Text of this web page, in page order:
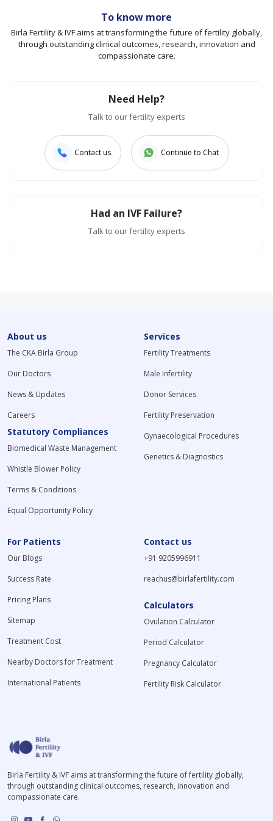
To know more
Birla Fertility & IVF aims at transforming the future of fertility globally,
through outstanding clinical outcomes, research, innovation and
compassionate care.
Need Help?
Talk to our fertility experts
Contact us Continue to Chat
Had an IVF Failure?
Talk to our fertility experts
About us
The CKA Birla Group
Our Doctors
News & Updates
Careers
Statutory Compliances
Biomedical Waste Management
Whistle Blower Policy
Terms & Conditions
Equal Opportunity Policy
Services
Fertility Treatments
Male Infertility
Donor Services
Fertility Preservation
Gynaecological Procedures
Genetics & Diagnostics
For Patients
Our Blogs
Success Rate
Pricing Plans
Sitemap
Treatment Cost
Nearby Doctors for Treatment
International Patients
Contact us
+91 9205996911
reachus@birlafertility.com
Calculators
Ovulation Calculator
Period Calculator
Pregnancy Calculator
Fertility Risk Calculator
Birla Fertility & IVF aims at transforming the future of fertility globally,
through outstanding clinical outcomes, research, innovation and
compassionate care.